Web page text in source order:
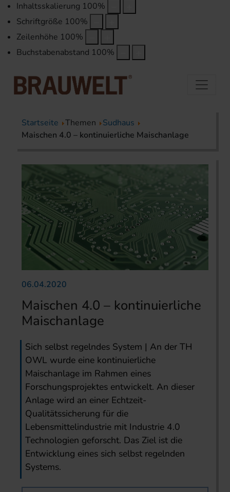
Inhaltsskalierung 100%
Schriftgröße 100%
Zeilenhöhe 100%
Buchstabenabstand 100%
Startseite Themen
Sudhaus
Maischen 4.0 – kontinuierliche Maischanlage
06.04.2020
Maischen 4.0 – kontinuierliche
Maischanlage
Sich selbst regelndes System | An der TH
OWL wurde eine kontinuierliche
Maischanlage im Rahmen eines
Forschungsprojektes entwickelt. An dieser
Anlage wird an einer Echtzeit-
Qualitätssicherung für die
Lebensmittelindustrie mit Industrie 4.0
Technologien geforscht. Das Ziel ist die
Entwicklung eines sich selbst regelnden
Systems.